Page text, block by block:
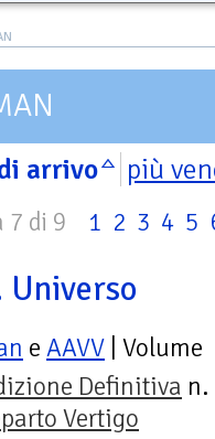
arrivo più
7 di 9 1 2 3 4 5
Universo
e AAVV | Volume
Definitiva n.
Vertigo